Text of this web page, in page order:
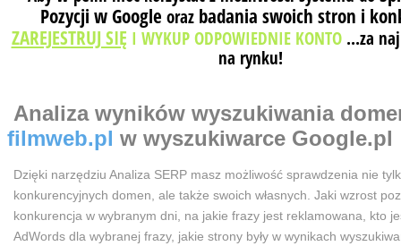
Pozycji w Google oraz badania swoich stron i
ZAREJESTRUJ SIĘ I WYKUP ODPOWIEDNIE KONTO ...za
na rynku!
Analiza wyników wyszukiwania
filmweb.pl w wyszukiwarce Google.pl
Dzięki narzędziu Analiza SERP masz możliwość sprawdzenia nie
konkurencyjnych domen, ale także swoich własnych. Jaki wzrost
konkurencja w wybranym dni, na jakie frazy jest reklamowana, kto
AdWords dla wybranej frazy, jakie strony były w wynikach